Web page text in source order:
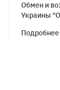
Обмен и
Украины
Подробнее